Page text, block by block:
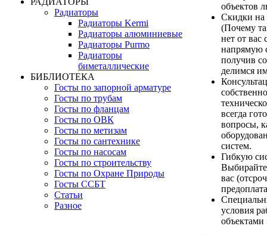
Радиаторы
Радиаторы Kermi
Радиаторы алюминиевые
Радиаторы Purmo
Радиаторы
биметаллические
БИБЛИОТЕКА
Госты по запорной арматуре
Госты по трубам
Госты по фланцам
Госты по ОВК
Госты по метизам
Госты по сантехнике
Госты по насосам
Госты по строительству
Госты по Охране Природы
Госты ССБТ
Статьи
Разное
объектов
Скидки на
(Почему
нет от вас
напрямую
получив
делимся
всегда
вопросы,
систем.
Гибкую
вас
условия
объектами